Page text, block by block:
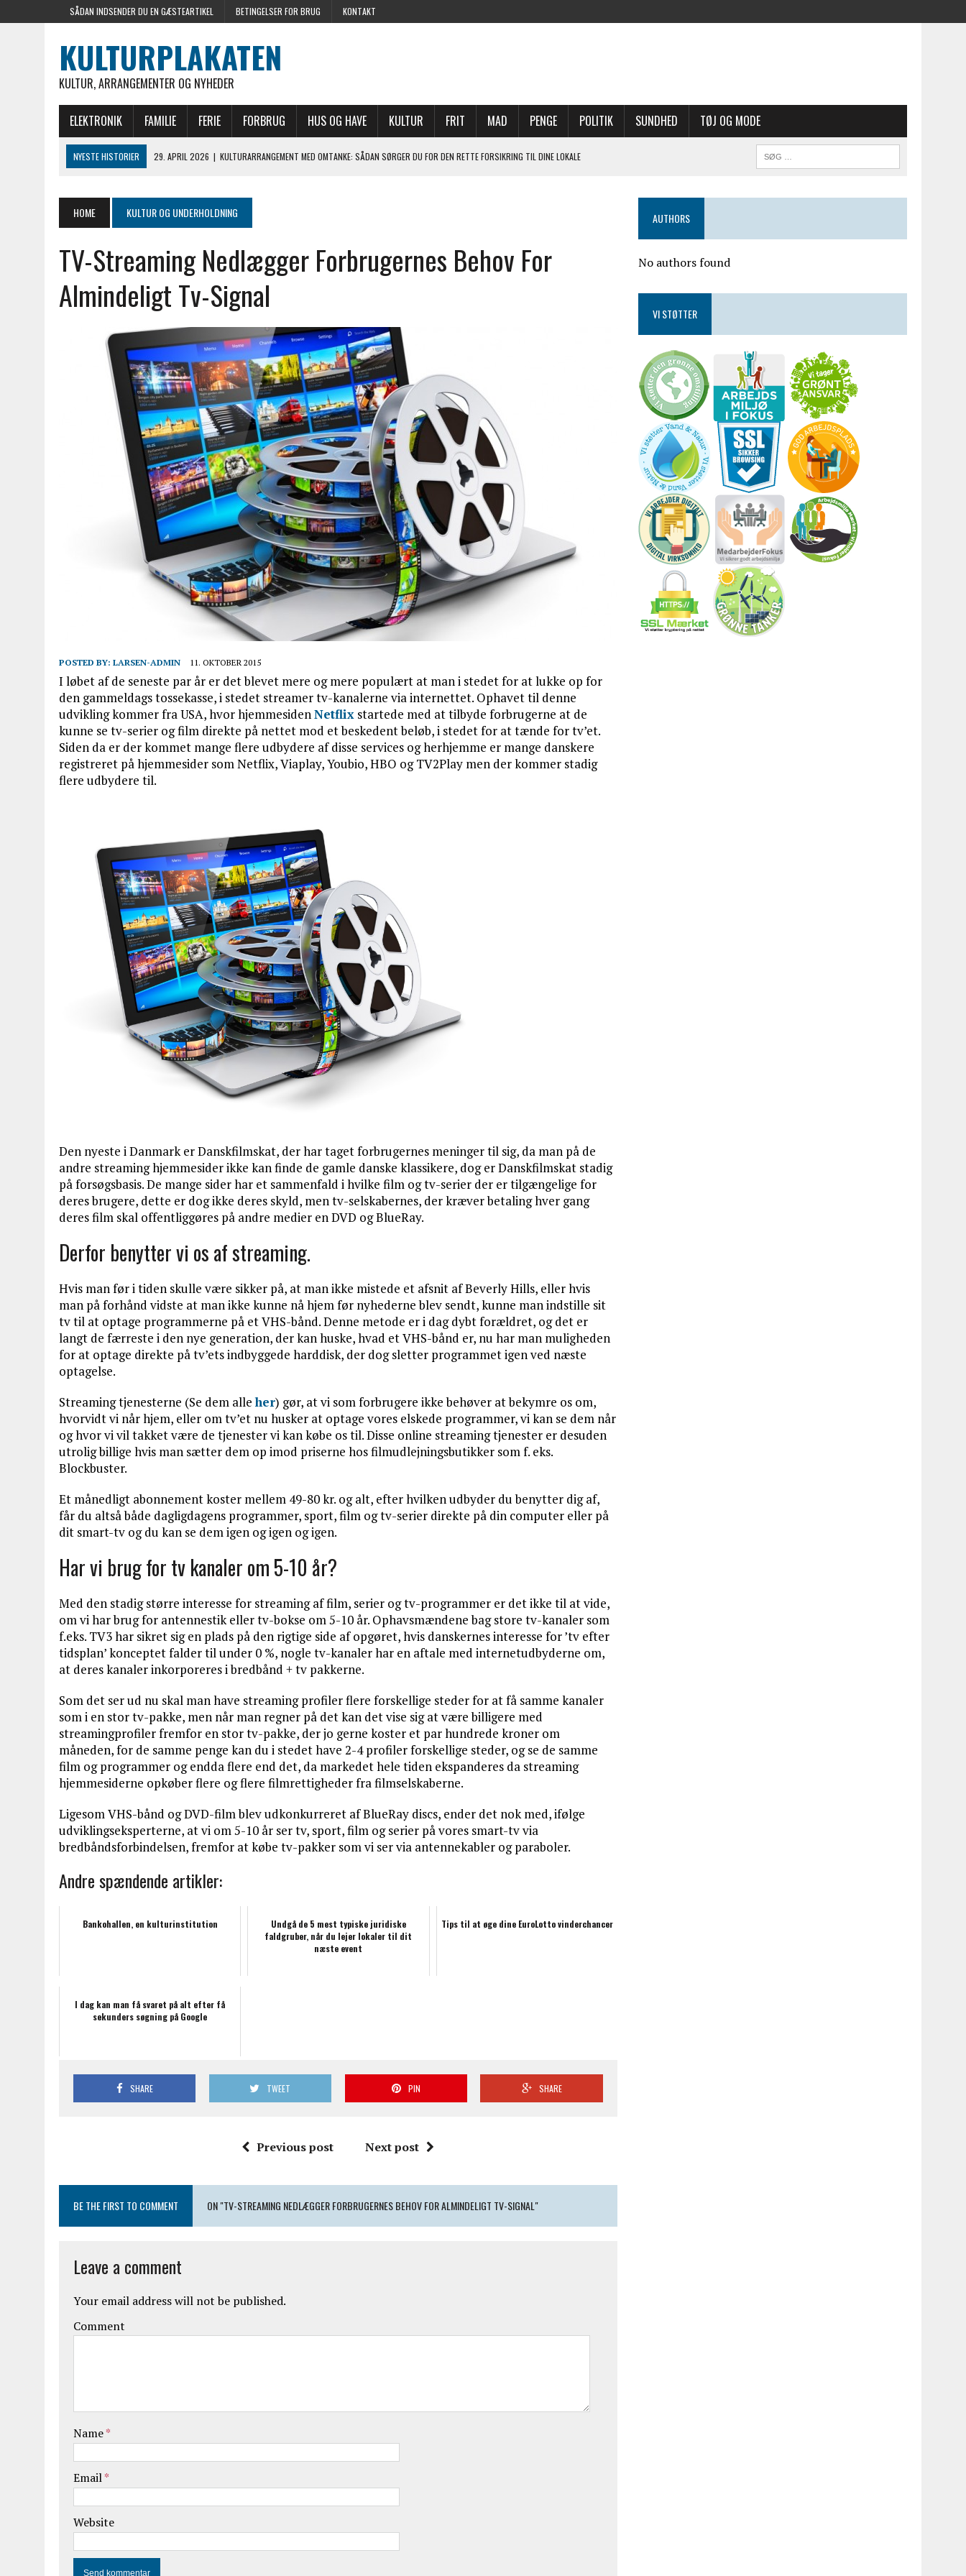
SÅDAN INDSENDER DU EN GÆSTEARTIKEL BETINGELSER FOR BRUG KONTAKT
KULTURPLAKATEN
KULTUR, ARRANGEMENTER OG NYHEDER
ELEKTRONIK FAMILIE FERIE FORBRUG HUS OG HAVE KULTUR FRIT MAD PENGE POLITIK SUNDHED TØJ OG MODE
NYESTE HISTORIER 29. APRIL 2026 | KULTURARRANGEMENT MED OMTANKE: SÅDAN SØRGER DU FOR DEN RETTE FORSIKRING TIL DINE LOKALE
10. MARTS 2025 | UNDGÅ DE 5 MEST TYPISKE JURIDISKE FALDGRUBER, NÅR DU LEJER LOKALER TIL DIT NÆSTE EVENT
20. FEBRUAR 2025
KLASSISKE KONFLIKTER TIL TRADITIONSFEJRING I FAMILIEN – SÅDAN LØSER DU KONFLIKTEN
20. MAJ 2026
| SAVNER DU MOTIVATION PÅ ARBEJDSPLADSEN? SÅDAN TAGER DU STYRINGEN OG FÅR MERE ANSVAR
HOME KULTUR OG UNDERHOLDNING
TV-Streaming Nedlægger Forbrugernes Behov For
Almindeligt Tv-Signal
POSTED BY: LARSEN-ADMIN 11. OKTOBER 2015
I løbet af de seneste par år er det blevet mere og mere populært at man i stedet for at lukke op for
den gammeldags tossekasse, i stedet streamer tv-kanalerne via internettet. Ophavet til denne
udvikling kommer fra USA, hvor hjemmesidenNetflix startede med at tilbyde forbrugerne at de
kunne se tv-serier og film direkte på nettet mod et beskedent beløb, i stedet for at tænde for tv’et.
Siden da er der kommet mange flere udbydere af disse services og herhjemme er mange danskere
registreret på hjemmesider som Netflix, Viaplay, Youbio, HBO og TV2Play men der kommer stadig
flere udbydere til.
Den nyeste i Danmark er Danskfilmskat, der har taget forbrugernes meninger til sig, da man på de
andre streaming hjemmesider ikke kan finde de gamle danske klassikere, dog er Danskfilmskat stadig
på forsøgsbasis. De mange sider har et sammenfald i hvilke film og tv-serier der er tilgængelige for
deres brugere, dette er dog ikke deres skyld, men tv-selskabernes, der kræver betaling hver gang
deres film skal offentliggøres på andre medier en DVD og BlueRay.
Derfor benytter vi os af streaming.
Hvis man før i tiden skulle være sikker på, at man ikke mistede et afsnit af Beverly Hills, eller hvis
man på forhånd vidste at man ikke kunne nå hjem før nyhederne blev sendt, kunne man indstille sit
tv til at optage programmerne på et VHS-bånd. Denne metode er i dag dybt forældret, og det er
langt de færreste i den nye generation, der kan huske, hvad et VHS-bånd er, nu har man muligheden
for at optage direkte på tv’ets indbyggede harddisk, der dog sletter programmet igen ved næste
optagelse.
Streaming tjenesterne (Se dem alleher) gør, at vi som forbrugere ikke behøver at bekymre os om,
hvorvidt vi når hjem, eller om tv’et nu husker at optage vores elskede programmer, vi kan se dem når
og hvor vi vil takket være de tjenester vi kan købe os til. Disse online streaming tjenester er desuden
utrolig billige hvis man sætter dem op imod priserne hos filmudlejningsbutikker som f. eks.
Blockbuster.
Et månedligt abonnement koster mellem 49-80 kr. og alt, efter hvilken udbyder du benytter dig af,
får du altså både dagligdagens programmer, sport, film og tv-serier direkte på din computer eller på
dit smart-tv og du kan se dem igen og igen og igen.
Har vi brug for tv kanaler om 5-10 år?
Med den stadig større interesse for streaming af film, serier og tv-programmer er det ikke til at vide,
om vi har brug for antennestik eller tv-bokse om 5-10 år. Ophavsmændene bag store tv-kanaler som
f.eks. TV3 har sikret sig en plads på den rigtige side af opgøret, hvis danskernes interesse for ’tv efter
tidsplan’ konceptet falder til under 0 %, nogle tv-kanaler har en aftale med internetudbyderne om,
at deres kanaler inkorporeres i bredbånd + tv pakkerne.
Som det ser ud nu skal man have streaming profiler flere forskellige steder for at få samme kanaler
som i en stor tv-pakke, men når man regner på det kan det vise sig at være billigere med
streamingprofiler fremfor en stor tv-pakke, der jo gerne koster et par hundrede kroner om
måneden, for de samme penge kan du i stedet have 2-4 profiler forskellige steder, og se de samme
film og programmer og endda flere end det, da markedet hele tiden ekspanderes da streaming
hjemmesiderne opkøber flere og flere filmrettigheder fra filmselskaberne.
Ligesom VHS-bånd og DVD-film blev udkonkurreret af BlueRay discs, ender det nok med, ifølge
udviklingseksperterne, at vi om 5-10 år ser tv, sport, film og serier på vores smart-tv via
bredbåndsforbindelsen, fremfor at købe tv-pakker som vi ser via antennekabler og paraboler.
Andre spændende artikler:
Bankohallen, en kulturinstitution
Undgå de 5 mest typiske juridiske
faldgruber, når du lejer lokaler til dit
næste event
Tips til at øge dine EuroLotto vinderchancer
I dag kan man få svaret på alt efter få
sekunders søgning på Google
SHARE TWEET PIN SHARE
Previous post Next post
BE THE FIRST TO COMMENT ON "TV-STREAMING NEDLÆGGER FORBRUGERNES BEHOV FOR ALMINDELIGT TV-SIGNAL"
Leave a comment
Your email address will not be published.
Comment
Name*
Email*
Website
AUTHORS
No authors found
VI STØTTER